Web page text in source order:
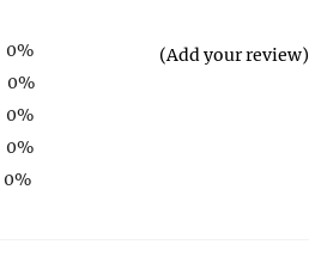
0%
0%
0%
0%
0%
(Add your review)